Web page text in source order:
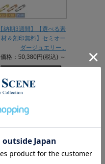
【納期3週間】【選べる素
材＆刻印無料】セミオー
ダージュエリー...
価格：50,380円(税込) ～